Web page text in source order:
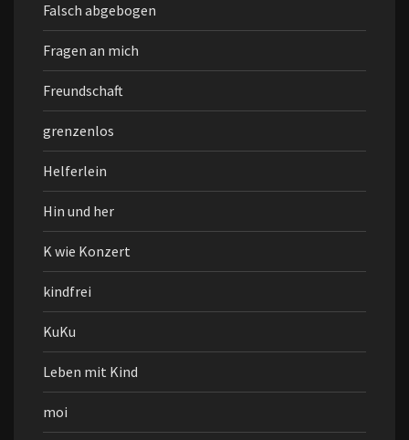
Falsch abgebogen
Fragen an mich
Freundschaft
grenzenlos
Helferlein
Hin und her
K wie Konzert
kindfrei
KuKu
Leben mit Kind
moi